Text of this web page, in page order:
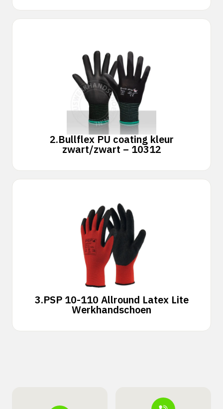
2.Bullflex PU coating kleur
zwart/zwart – 10312
3.PSP 10-110 Allround Latex Lite
Werkhandschoen